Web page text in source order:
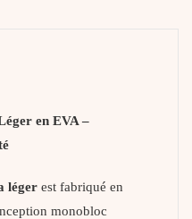
en EVA –
léger est fabriqué en
monobloc